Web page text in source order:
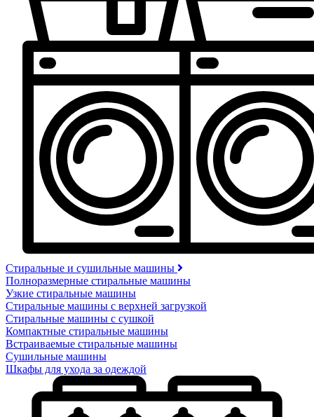
Стиральные и сушильные машины
Полноразмерные стиральные машины
Узкие стиральные машины
Стиральные машины с верхней загрузкой
Стиральные машины с сушкой
Компактные стиральные машины
Встраиваемые стиральные машины
Сушильные машины
Шкафы для ухода за одеждой